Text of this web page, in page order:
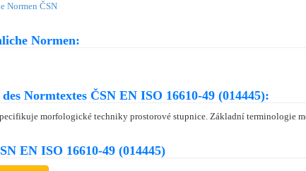
Normen ČSN
Normen:
Normtextes ČSN EN ISO 16610-49 (014445):
morfologické techniky prostorové stupnice. Základní terminologie
EN ISO 16610-49 (014445)